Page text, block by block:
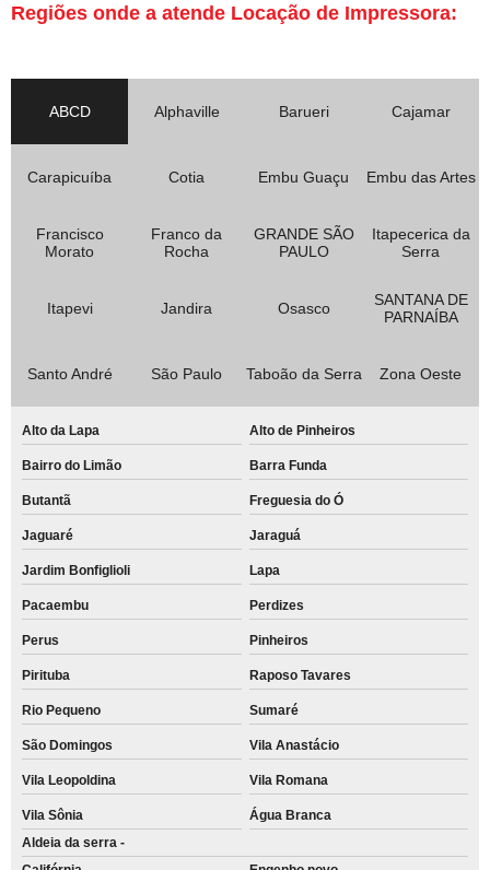
Regiões onde a atende Locação de Impressora:
ABCD Alphaville Barueri Cajamar
Carapicuíba Cotia Embu Guaçu Embu das Artes
Francisco
Morato
Franco da
Rocha
GRANDE SÃO
PAULO
Itapecerica da
Serra
Itapevi Jandira Osasco
SANTANA DE
PARNAÍBA
Santo André São Paulo Taboão da Serra Zona Oeste
Alto da Lapa Alto de Pinheiros
Bairro do Limão Barra Funda
Butantã Freguesia do Ó
Jaguaré Jaraguá
Jardim Bonfiglioli Lapa
Pacaembu Perdizes
Perus Pinheiros
Pirituba Raposo Tavares
Rio Pequeno Sumaré
São Domingos Vila Anastácio
Vila Leopoldina Vila Romana
Vila Sônia
Água Branca
Aldeia da serra -